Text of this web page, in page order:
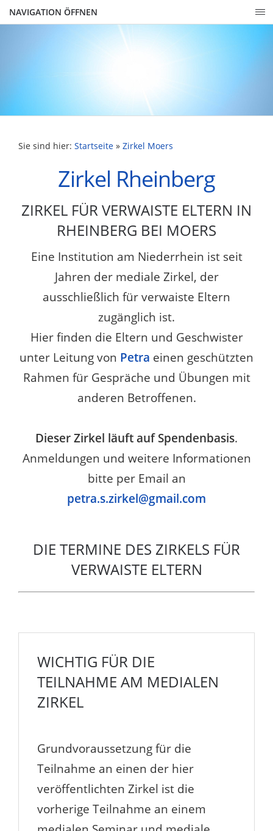
NAVIGATION ÖFFNEN
Sie sind hier: Startseite » Zirkel Moers
Zirkel Rheinberg
ZIRKEL FÜR VERWAISTE ELTERN IN
RHEINBERG BEI MOERS
Eine Institution am Niederrhein ist seit
Jahren der mediale Zirkel, der
ausschließlich für verwaiste Eltern
zugänglich ist.
Hier finden die Eltern und Geschwister
unter Leitung von Petra einen geschützten
Rahmen für Gespräche und Übungen mit
anderen Betroffenen.
Dieser Zirkel läuft auf Spendenbasis.
Anmeldungen und weitere Informationen
bitte per Email an
petra.s.zirkel@gmail.com
DIE TERMINE DES ZIRKELS FÜR
VERWAISTE ELTERN
WICHTIG FÜR DIE
TEILNAHME AM MEDIALEN
ZIRKEL
Grundvoraussetzung für die
Teilnahme an einen der hier
veröffentlichten Zirkel ist die
vorherige Teilnahme an einem